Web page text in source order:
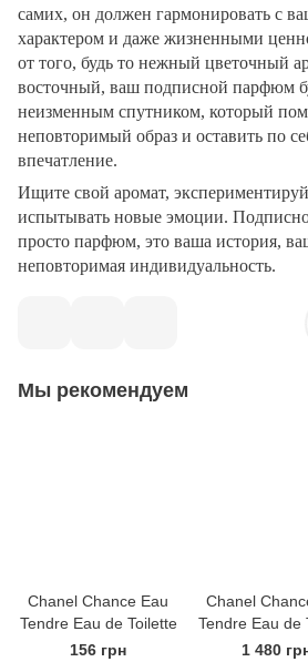
самих, он должен гармонировать с
характером и даже жизненными
от того, будь то нежный цветочный
восточный, ваш подписной парфюм
неизменным спутником, который
неповторимый образ и оставить по
впечатление.
Ищите свой аромат,
испытывать новые эмоции.
просто парфюм, это ваша история,
неповторимая индивидуальность.
Мы рекомендуем
Chanel Chance Eau
Tendre Eau de Toilette
156 грн
Chanel
Tendre Eau de
1 480